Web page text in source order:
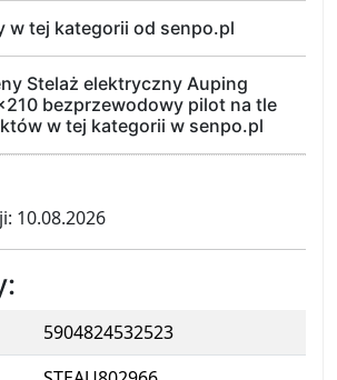
w tej kategorii od senpo.pl
Stelaż elektryczny Auping
bezprzewodowy pilot na tle
w tej kategorii w senpo.pl
10.08.2026
5904824532523